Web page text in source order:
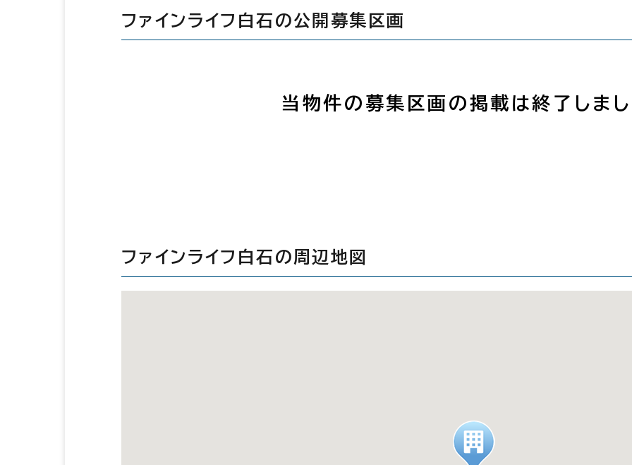
ファインライフ白石の公開募集区画
当物件の募集区画の掲載は終了しまし
ファインライフ白石の周辺地図